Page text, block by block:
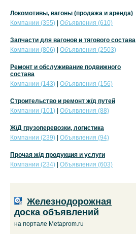
Локомотивы, вагоны (продажа и аренда)
Компании (355)
Объявления (610)
Запчасти для вагонов и тягового состава
Компании (806)
Объявления (2503)
Ремонт и обслуживание подвижного
состава
Компании (143)
Объявления (156)
Строительство и ремонт ж/д путей
Компании (101)
Объявления (88)
Ж/Д грузоперевозки, логистика
Компании (239)
Объявления (94)
Прочая ж/д продукция и услуги
Компании (234)
Объявления (603)
Железнодорожная
доска объявлений
на портале Metaprom.ru